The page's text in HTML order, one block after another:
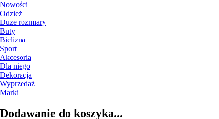
Nowości
Odzież
Duże rozmiary
Buty
Bielizna
Sport
Akcesoria
Dla niego
Dekoracja
Wyprzedaż
Marki
Dodawanie do koszyka...